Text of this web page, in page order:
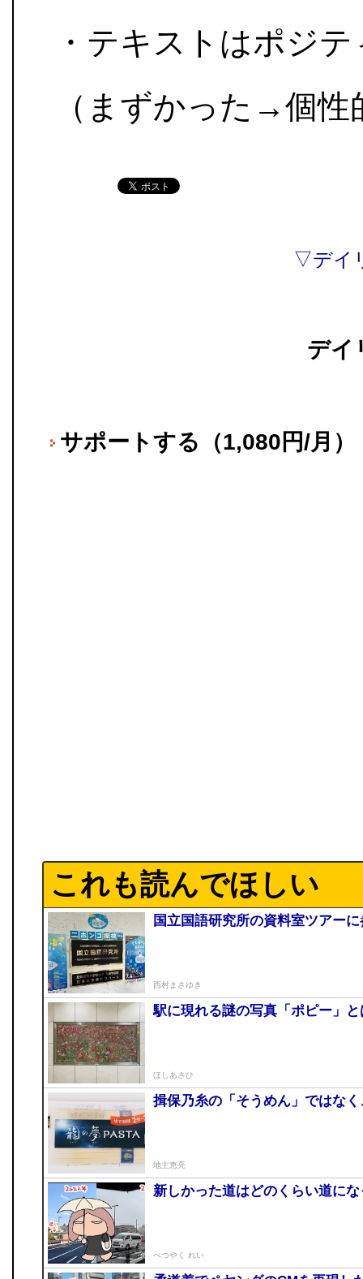
・テキストはポジ
（まずかった→個
▽デイ
デイ
サポートする（1,080円/月）
これも読んでほしい
国立国語研究所の資料室ツアー
西村まさゆき
駅に現れる謎の写真「ポピー」と
ほしあさひ
揖保乃糸の「そうめん」ではな
地主恵亮
新しかった道はどのくらい道にな
べつやく れい